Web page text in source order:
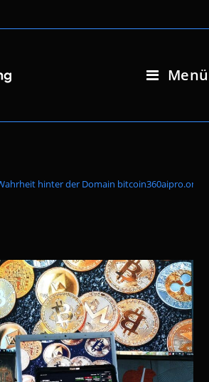
Menü
hinter der Domain